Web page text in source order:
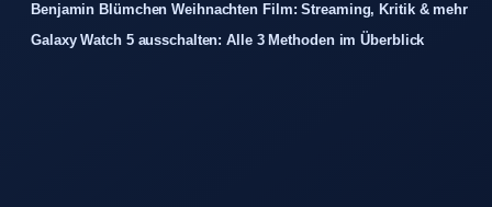
Benjamin Blümchen Weihnachten Film: Streaming, Kritik & mehr
Galaxy Watch 5 ausschalten: Alle 3 Methoden im Überblick